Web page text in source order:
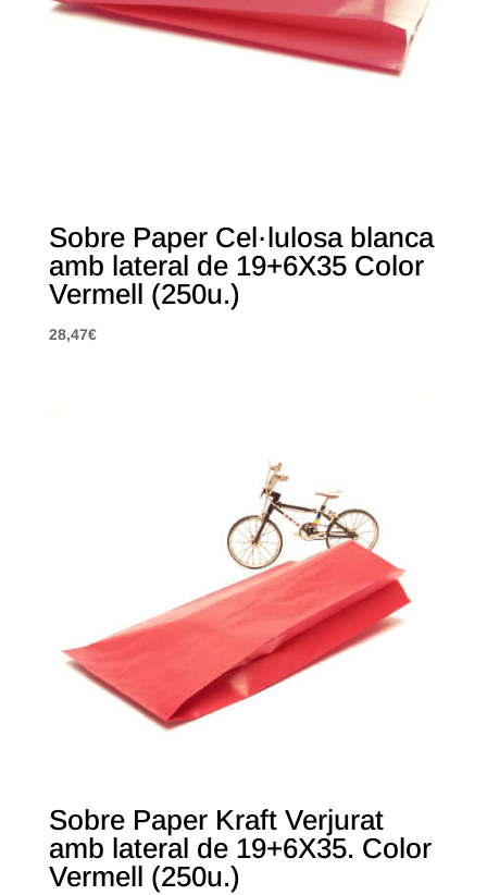
Sobre Paper Cel·lulosa blanca
amb lateral de 19+6X35 Color
Vermell (250u.)
28,47€
Sobre Paper Kraft Verjurat
amb lateral de 19+6X35. Color
Vermell (250u.)